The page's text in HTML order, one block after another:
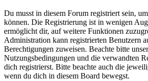
Du musst in diesem Forum registriert sein,
können. Die Registrierung ist in wenigen
ermöglicht dir, auf weitere Funktionen
Administration kann registrierten Benutzern
Berechtigungen zuweisen. Beachte bitte
Nutzungsbedingungen und die verwandten
dich registrierst. Bitte beachte auch die
wenn du dich in diesem Board bewegst.